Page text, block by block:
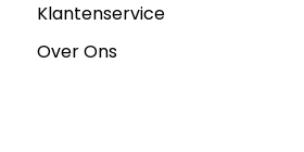
Klantenservice
Over Ons